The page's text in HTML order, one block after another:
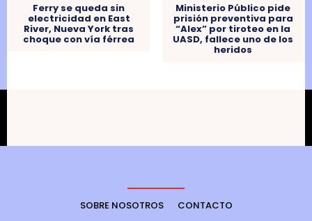
Ferry se queda sin
electricidad en East
River, Nueva York tras
choque con vía férrea
Ministerio Público pide
prisión preventiva para
“Alex” por tiroteo en la
UASD, fallece uno de los
heridos
SOBRE NOSOTROS CONTACTO